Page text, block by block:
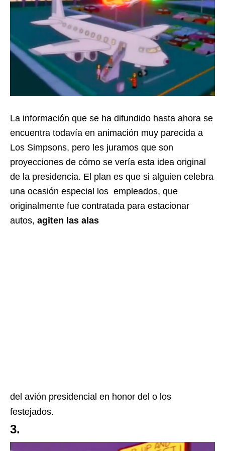
La información que se ha difundido hasta ahora se
encuentra todavía en animación muy parecida a
Los Simpsons, pero les juramos que son
proyecciones de cómo se vería esta idea original
de la presidencia. El plan es que si alguien celebra
una ocasión especial los empleados, que
originalmente fue contratada para estacionar
autos, agiten las alas
del avión presidencial en honor del o los
festejados.
3.